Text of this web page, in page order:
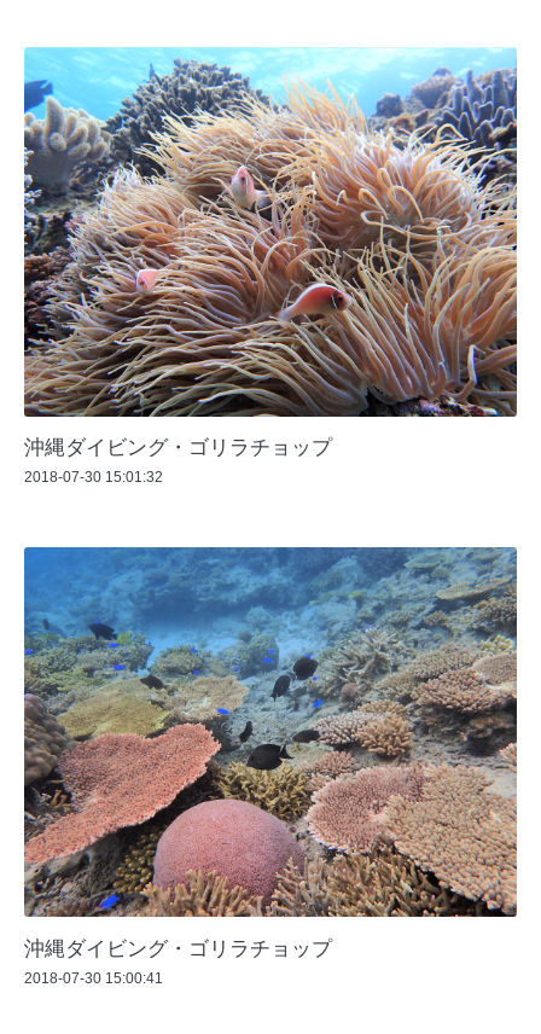
沖縄ダイビング・ゴリラチョップ
2018-07-30 15:01:32
沖縄ダイビング・ゴリラチョップ
2018-07-30 15:00:41